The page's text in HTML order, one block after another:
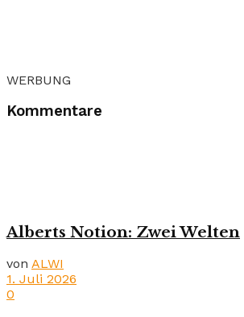
WERBUNG
Kommentare
Alberts Notion: Zwei Welten
von ALWI
1. Juli 2026
0